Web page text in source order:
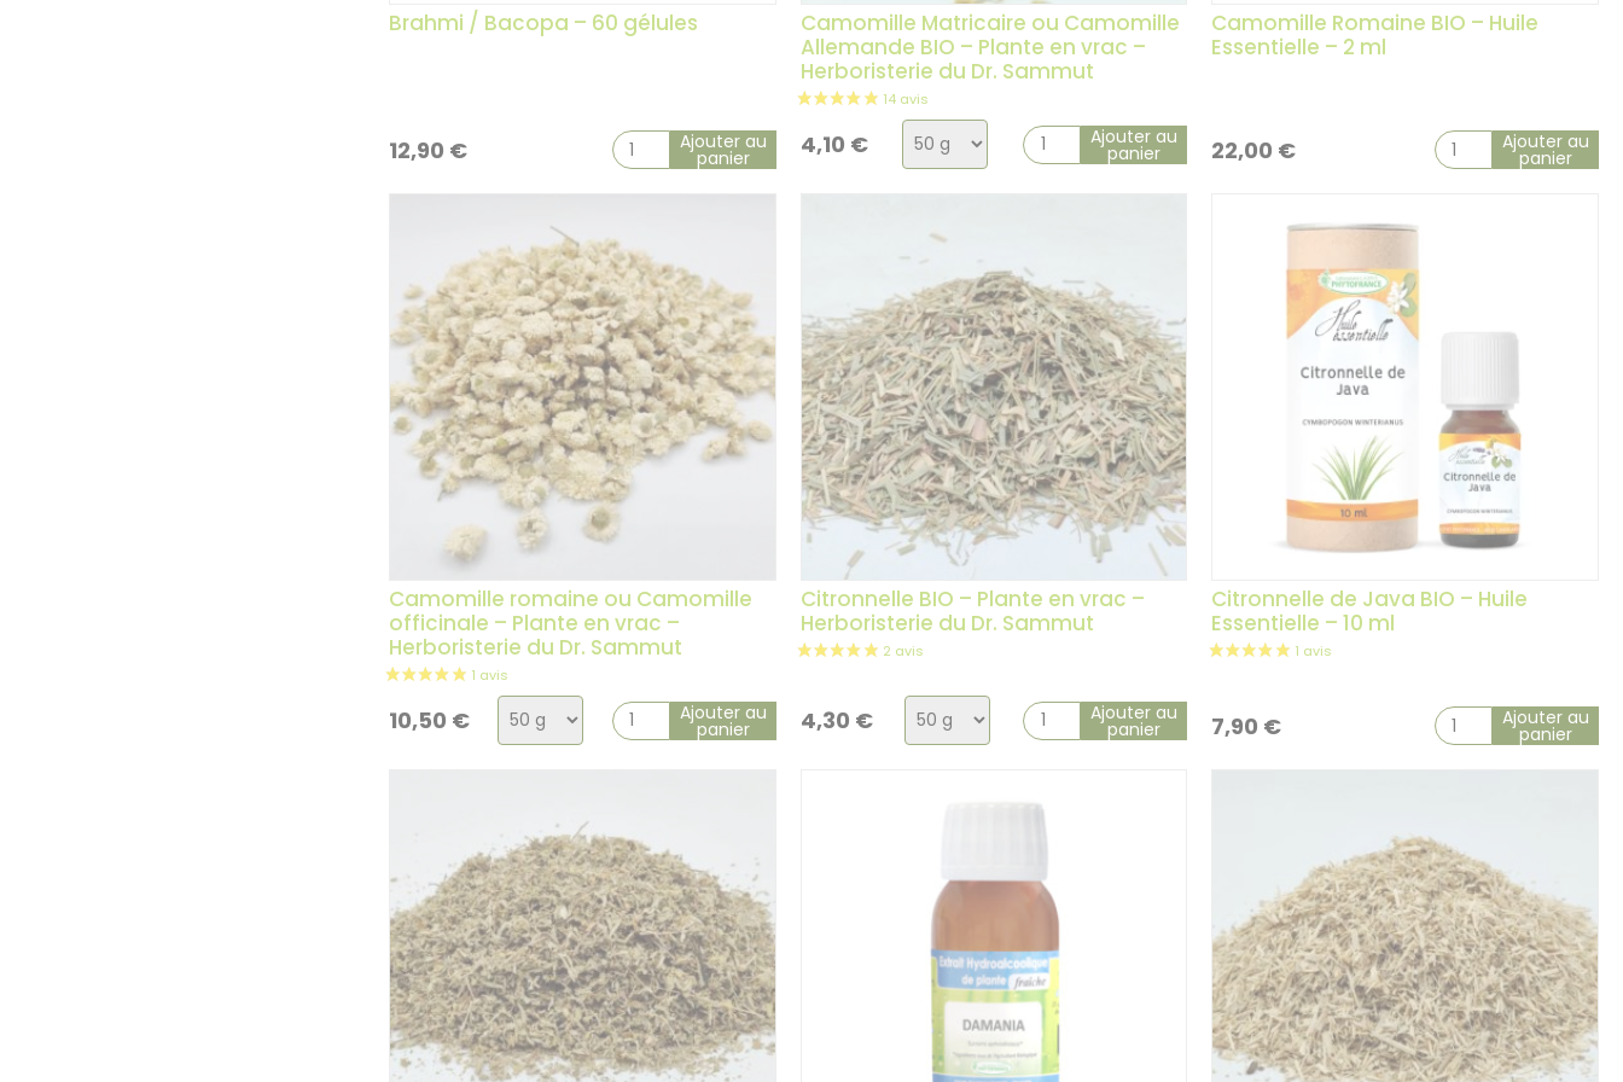
4 avis
Brahmi / Bacopa – 60 gélules
12,90 € Ajouter au
panier
Camomille Matricaire ou Camomille
Allemande BIO – Plante en vrac –
Herboristerie du Dr. Sammut
4,10 €
Choix
de
la
Ajouter au
panier
Camomille Romaine BIO – Huile
Essentielle – 2 ml
22,00 € Ajouter au
panier
Camomille romaine ou Camomille
officinale – Plante en vrac –
Herboristerie du Dr. Sammut
10,50 €
Choix
de
Ajouter au
panier
Citronnelle BIO – Plante en vrac –
Herboristerie du Dr. Sammut
4,30 €
Choix
de
Ajouter au
panier
Citronnelle de Java BIO – Huile
Essentielle – 10 ml
7,90 € Ajouter au
panier